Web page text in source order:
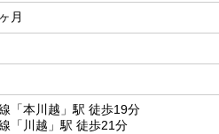
月
「本川越」駅 徒歩19分
「川越」駅 徒歩21分